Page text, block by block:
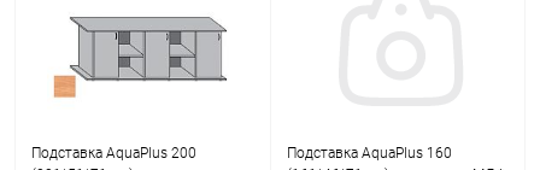
Подставка AquaPlus 200
Подставка AquaPlus 160